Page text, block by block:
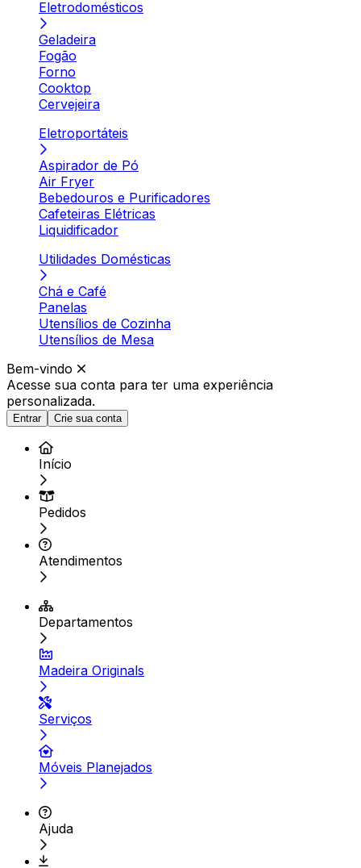
Eletrodomésticos
Geladeira
Fogão
Forno
Cooktop
Cervejeira
Eletroportáteis
Aspirador de Pó
Air Fryer
Bebedouros e Purificadores
Cafeteiras Elétricas
Liquidificador
Utilidades Domésticas
Chá e Café
Panelas
Utensílios de Cozinha
Utensílios de Mesa
Bem-vindo
Acesse sua conta para ter uma experiência
personalizada.
Entrar Crie sua conta
Início
Pedidos
Atendimentos
Departamentos
Madeira Originals
Serviços
Móveis Planejados
Ajuda